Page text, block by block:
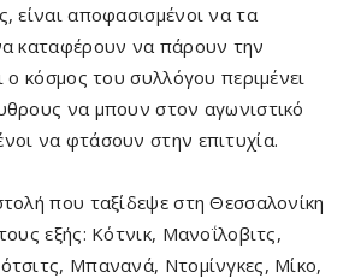
είναι αποφασισμένοι να τα
καταφέρουν να πάρουν την
ο κόσμος του συλλόγου περιμένει
να μπουν στον αγωνιστικό
να φτάσουν στην επιτυχία.
που ταξίδεψε στη Θεσσαλονίκη
εξής: Κότνικ, Μανοΐλοβιτς,
Μπανανά, Ντομίνγκες, Μίκο,